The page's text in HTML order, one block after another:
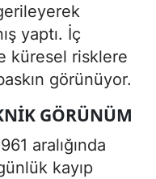
yaptı. İç
küresel risklere
görünüyor.
GÖRÜNÜM
aralığında
kayıp